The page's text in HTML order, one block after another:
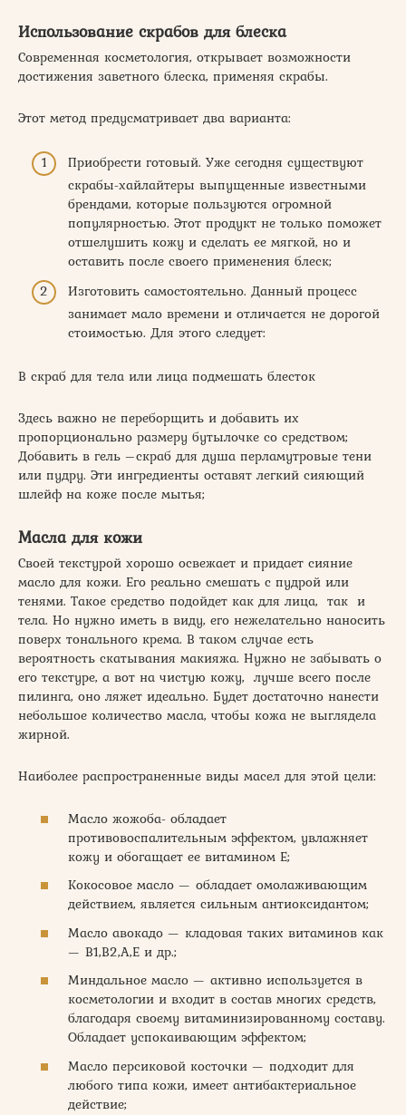
Использование скрабов для блеска
Современная косметология, открывает возможности
достижения заветного блеска, применяя скрабы.
Этот метод предусматривает два варианта:
Приобрести готовый. Уже сегодня существуют
скрабы-хайлайтеры выпущенные известными
брендами, которые пользуются огромной
популярностью. Этот продукт не только поможет
отшелушить кожу и сделать ее мягкой, но и
оставить после своего применения блеск;
Изготовить самостоятельно. Данный процесс
занимает мало времени и отличается не дорогой
стоимостью. Для этого следует:
В скраб для тела или лица подмешать блесток
Здесь важно не переборщить и добавить их
пропорционально размеру бутылочке со средством;
Добавить в гель –скраб для душа перламутровые тени
или пудру. Эти ингредиенты оставят легкий сияющий
шлейф на коже после мытья;
Масла для кожи
Своей текстурой хорошо освежает и придает сияние
масло для кожи. Его реально смешать с пудрой или
тенями. Такое средство подойдет как для лица, так и
тела. Но нужно иметь в виду, его нежелательно наносить
поверх тонального крема. В таком случае есть
вероятность скатывания макияжа. Нужно не забывать о
его текстуре, а вот на чистую кожу, лучше всего после
пилинга, оно ляжет идеально. Будет достаточно нанести
небольшое количество масла, чтобы кожа не выглядела
жирной.
Наиболее распространенные виды масел для этой цели:
Масло жожоба- обладает
противовоспалительным эффектом, увлажняет
кожу и обогащает ее витамином Е;
Кокосовое масло — обладает омолаживающим
действием, является сильным антиоксидантом;
Масло авокадо — кладовая таких витаминов как
— В1,В2,А,Е и др.;
Миндальное масло — активно используется в
косметологии и входит в состав многих средств,
благодаря своему витаминизированному составу.
Обладает успокаивающим эффектом;
Масло персиковой косточки — подходит для
любого типа кожи, имеет антибактериальное
действие;